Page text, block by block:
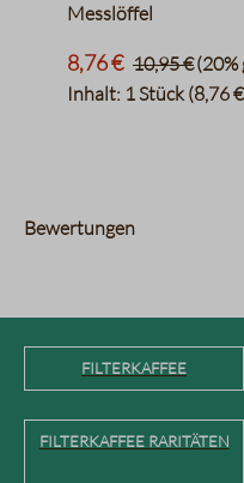
Messlöffel
Inhalt: 1 Stück(8,76
8,76 € 10,95 €(20%
Bewertungen
FILTERKAFFEE
FILTERKAFFEE RARITÄTEN